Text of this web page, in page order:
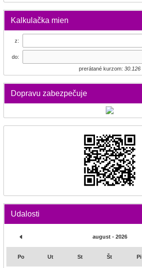
Kalkulačka mien
z:
do:
prerátané kurzom: 30.126
Dopravu zabezpečuje
Udalosti
august - 2026
Po Ut St Št Pi